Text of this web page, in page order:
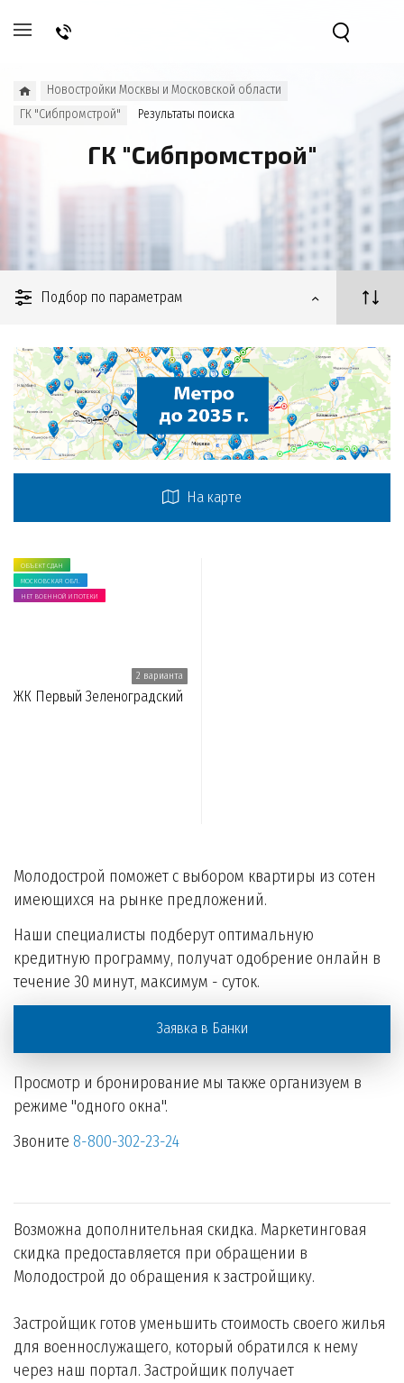
Новостройки Москвы и Московской области
ГК "Сибпромстрой"
Результаты поиска
ГК "Сибпромстрой"
Подбор по параметрам
На карте
ОБЪЕКТ СДАН
МОСКОВСКАЯ ОБЛ.
НЕТ ВОЕННОЙ ИПОТЕКИ
2 варианта
ЖК Первый Зеленоградский
Молодострой поможет с выбором квартиры из сотен
имеющихся на рынке предложений.
Наши специалисты подберут оптимальную
кредитную программу, получат одобрение онлайн в
течение 30 минут, максимум - суток.
Заявка в Банки
Просмотр и бронирование мы также организуем в
режиме "одного окна".
Звоните 8-800-302-23-24
Возможна дополнительная скидка. Маркетинговая
скидка предоставляется при обращении в
Молодострой до обращения к застройщику.
Застройщик готов уменьшить стоимость своего жилья
для военнослужащего, который обратился к нему
через наш портал. Застройщик получает